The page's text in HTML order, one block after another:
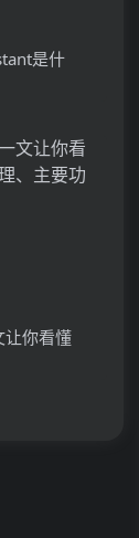
是什
让你看懂
要功能、